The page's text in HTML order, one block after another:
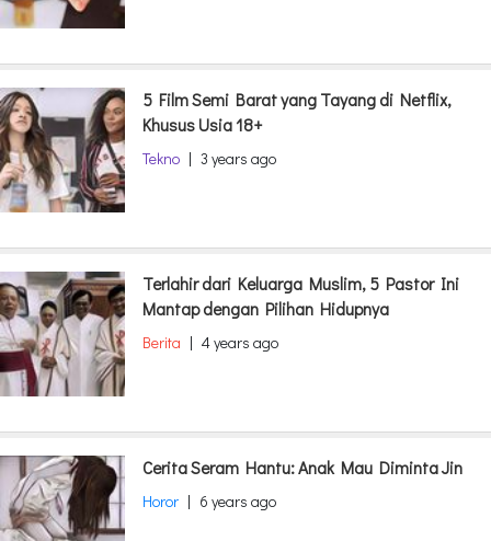
5 Film Semi Barat yang Tayang di Netflix,
Khusus Usia 18+
Tekno | 3 years ago
Terlahir dari Keluarga Muslim, 5 Pastor Ini
Mantap dengan Pilihan Hidupnya
Berita | 4 years ago
Cerita Seram Hantu: Anak Mau Diminta Jin
Horor | 6 years ago